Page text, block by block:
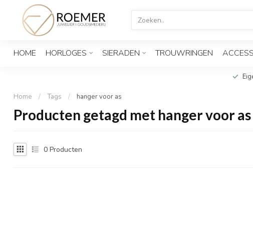
HOME HORLOGES SIERADEN TROUWRINGEN
Home / Tags / hanger voor as
Producten getagd met hanger voor as
0 Producten